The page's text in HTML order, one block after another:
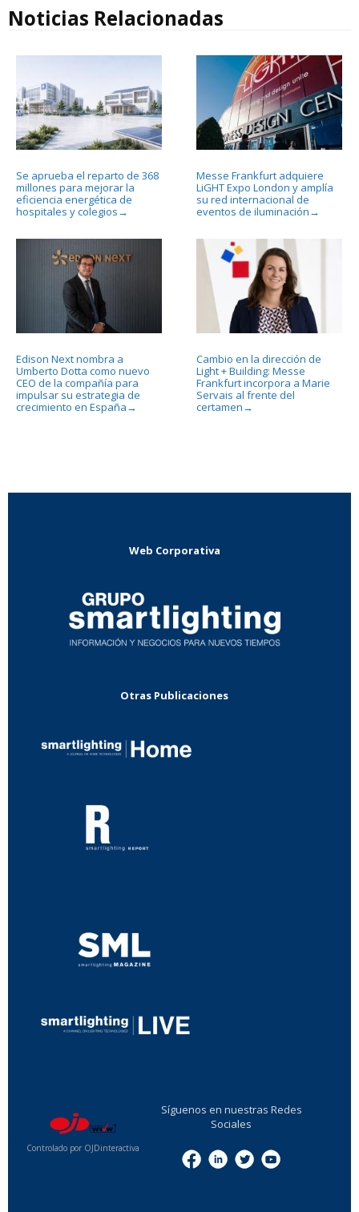
Noticias Relacionadas
Se aprueba el reparto de 368
millones para mejorar la
eficiencia energética de
hospitales y colegios →
Messe Frankfurt adquiere
LiGHT Expo London y amplía
su red internacional de
eventos de iluminación →
Edison Next nombra a
Umberto Dotta como nuevo
CEO de la compañía para
impulsar su estrategia de
crecimiento en España →
Cambio en la dirección de
Light + Building: Messe
Frankfurt incorpora a Marie
Servais al frente del
certamen →
Web Corporativa
Otras Publicaciones
Controlado por OJDinteractiva
Síguenos en nuestras Redes
Sociales